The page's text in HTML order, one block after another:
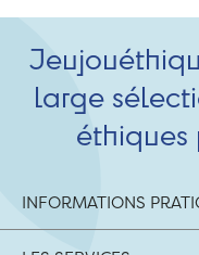
large
éthiques
INFORMATIONS